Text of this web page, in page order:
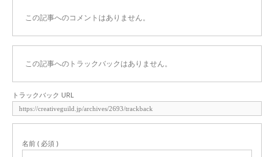
この記事へのコメントはありません。
この記事へのトラックバックはありません。
トラックバック URL
名前 ( 必須 )